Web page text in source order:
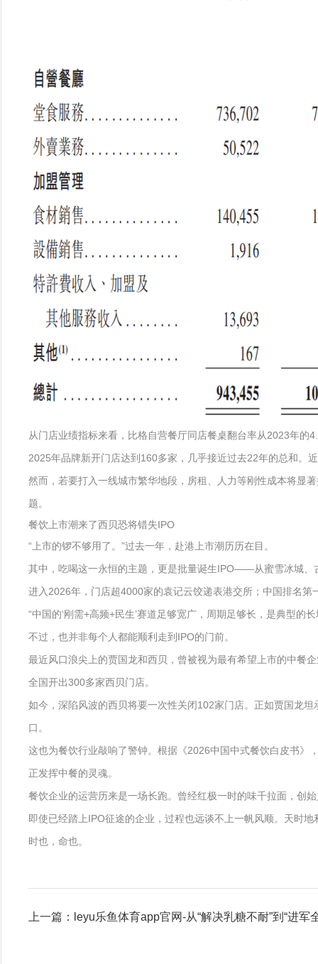
从门店业绩指标来看，比格自营餐厅同店餐桌翻台率从2023年
2025年品牌新开门店达到160多家，几乎接近过去22年的总和。
然而，若要打入一线城市繁华地段，房租、人力等刚性成本将显
题。
餐饮上市潮来了西贝恐将错失IPO
“上市的锣不够用了。”过去一年，赴港上市潮历历在目。
其中，吃喝这一永恒的主题，更是批量诞生IPO——从蜜雪冰城、
进入2026年，门店超4000家的袁记云饺递表港交所；中国排名
“中国的‘刚需+高频+民生’赛道足够宽广，周期足够长，是典型
不过，也并非每个人都能顺利走到IPO的门前。
最近风口浪尖上的贾国龙和西贝，曾被视为最有希望上市的中餐
全国开出300多家西贝门店。
如今，深陷风波的西贝将要一次性关闭102家门店。正如贾国龙
口。
这也为餐饮行业敲响了警钟。根据《2026中国中式餐饮白皮书》
正发挥中餐的灵魂。
餐饮企业的运营历来是一场长跑。曾经红极一时的味千拉面，创
即使已经踏上IPO征途的企业，过程也远谈不上一帆风顺。天时地
时也，命也。
上一篇：leyu乐鱼体育app官网-从“解决乳糖不耐”到“进